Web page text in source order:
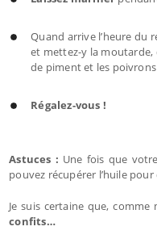
Quand arrive l’heure du
et mettez-y la moutarde,
de piment et les
Régalez-vous !
Astuces : Une fois que
pouvez récupérer l’huile
Je suis certaine que, comme
confits…